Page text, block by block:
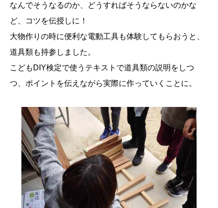
なんでそうなるのか、どうすればそうならないのかな
ど、コツを伝授しに！
大物作りの時に便利な電動工具も体験してもらおうと、
道具類も持参しました。
こどもDIY検定で使うテキストで道具類の説明をしつ
つ、ポイントを伝えながら実際に作っていくことに。